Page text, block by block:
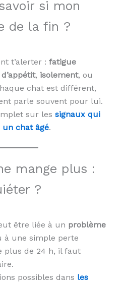
si mon
de la fin ?
t’alerter : fatigue
, isolement, ou
chat est différent,
parle souvent pour lui.
sur lessignaux qui
chat âgé.
mange plus :
?
être liée à un problème
à une simple perte
plus de 24 h, il faut
possibles dans les